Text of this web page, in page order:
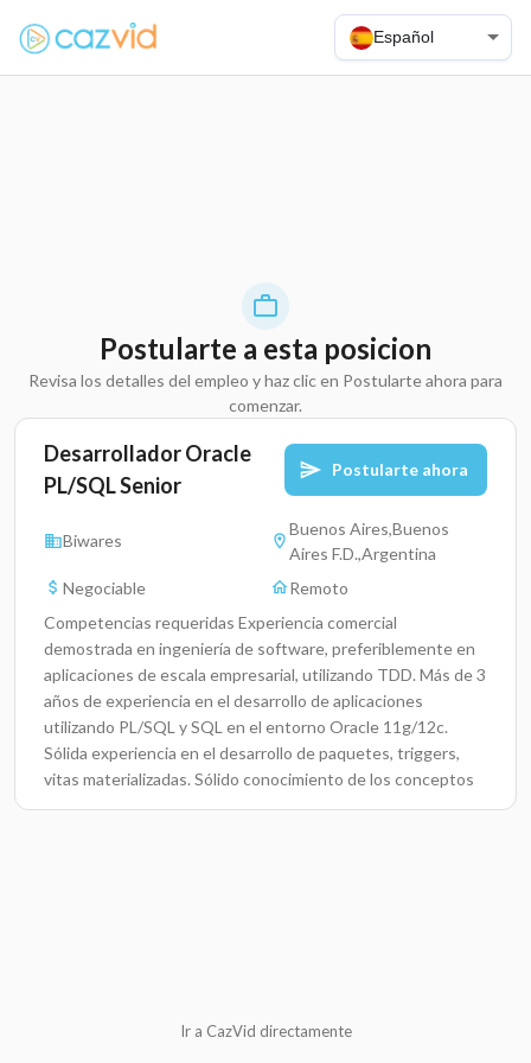
Español
Postularte a esta posicion
Revisa los detalles del empleo y haz clic en Postularte ahora para
comenzar.
Desarrollador Oracle
PL/SQL Senior
Postularte ahora
Biwares
Buenos Aires,Buenos
Aires F.D.,Argentina
Negociable
Remoto
Competencias requeridas Experiencia comercial
demostrada en ingeniería de software, preferiblemente en
aplicaciones de escala empresarial, utilizando TDD. Más de 3
años de experiencia en el desarrollo de aplicaciones
utilizando PL/SQL y SQL en el entorno Oracle 11g/12c.
Sólida experiencia en el desarrollo de paquetes, triggers,
vitas materializadas. Sólido conocimiento de los conceptos
de RDBMS(Sistema de gestión de bases de datos
Ir a CazVid directamente